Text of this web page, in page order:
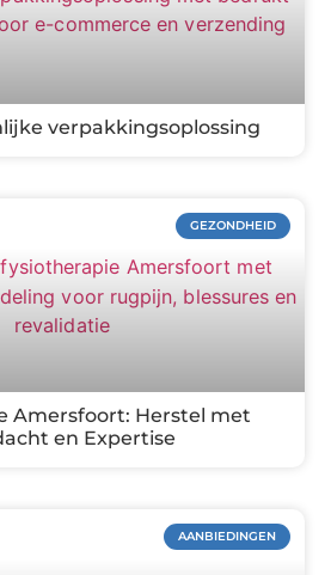
verpakkingsoplossing
GEZONDHEID
Amersfoort: Herstel met
en Expertise
AANBIEDINGEN